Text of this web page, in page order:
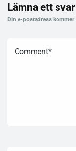
Lämna ett svar
Din e-postadress